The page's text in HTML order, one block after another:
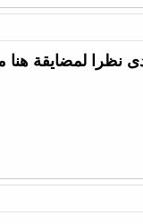
لمضايقة هنا